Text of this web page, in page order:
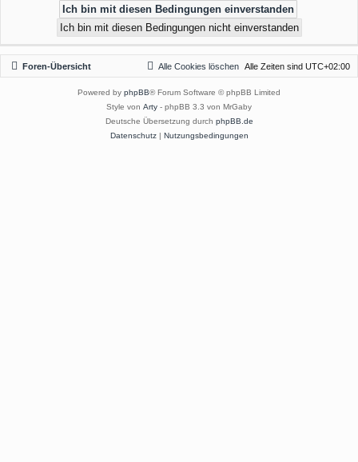
Foren-Übersicht Alle Zeiten sind UTC+02:00
Alle Cookies löschen
Powered by phpBB® Forum Software © phpBB Limited
Style von Arty - phpBB 3.3 von MrGaby
Deutsche Übersetzung durch phpBB.de
Datenschutz| Nutzungsbedingungen